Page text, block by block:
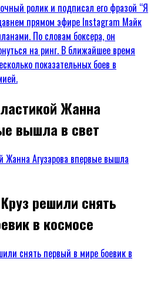
Жанна
вышла в свет
решили снять
в космосе